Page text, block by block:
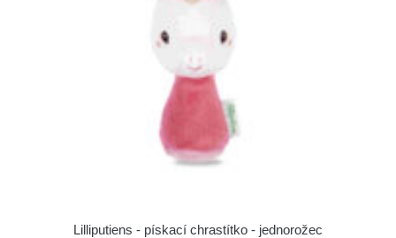
Lilliputiens - pískací chrastítko - jednorožec